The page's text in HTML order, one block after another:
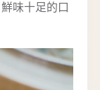
味十足的口